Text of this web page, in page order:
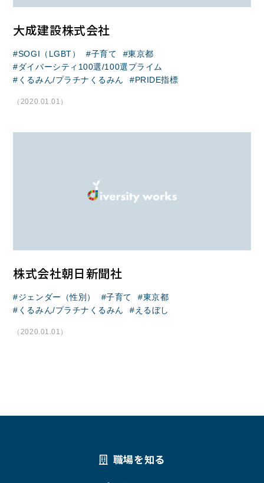
大成建設株式会社
SOGI（LGBT） 子育て
東京都
ダイバーシティ100選/100選プライム
くるみん/プラチナくるみん
PRIDE指標
（2020.01.01）
株式会社朝日新聞社
ジェンダー（性別） 子育て
東京都
くるみん/プラチナくるみん
えるぼし
（2020.01.01）
職場を知る